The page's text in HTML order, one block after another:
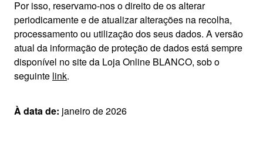
Por isso, reservamo-nos o direito de os alterar
periodicamente e de atualizar alterações na recolha,
processamento ou utilização dos seus dados. A versão
atual da informação de proteção de dados está sempre
disponível no site da Loja Online BLANCO, sob o
seguinte link.
À data de: janeiro de 2026